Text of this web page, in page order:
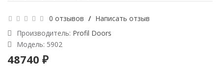
0 отзывов / Написать отзыв
Производитель: Profil Doors
Модель: 5902
48740 ₽